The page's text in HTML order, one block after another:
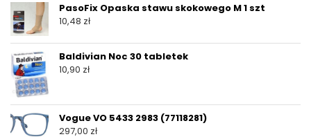
PasoFix Opaska stawu skokowego M 1 szt
10,48 zł
Baldivian Noc 30 tabletek
10,90 zł
Vogue VO 5433 2983 (77118281)
297,00 zł